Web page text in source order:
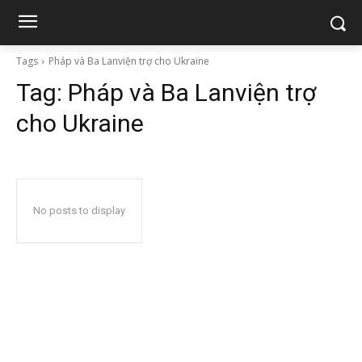
Tags Pháp và Ba Lanviện trợ cho Ukraine
Tag: Pháp và Ba Lanviện trợ
cho Ukraine
No posts to display